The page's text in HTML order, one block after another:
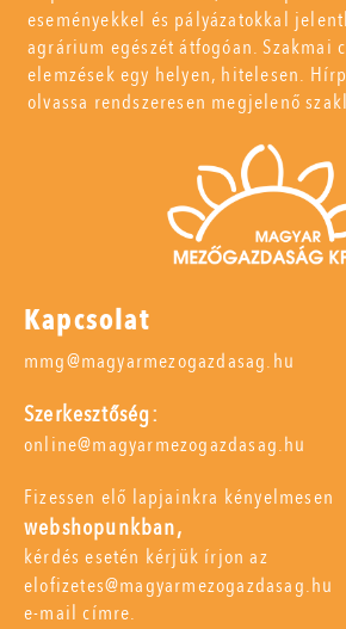
eseményekkel és pályázatokkal
agrárium egészét átfogóan. Szakmai
elemzések egy helyen, hitelesen.
olvassa rendszeresen megjelenő
Kapcsolat
mmg@magyarmezogazdasag.hu
Szerkesztőség:
online@magyarmezogazdasag.hu
Fizessen elő lapjainkra kényelmesen
webshopunkban,
kérdés esetén kérjük írjon az
elofizetes@magyarmezogazdasag.hu
e-mail címre.